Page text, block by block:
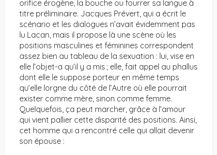
orifice érogène, la bouche ou fourrer sa langue à
titre préliminaire. Jacques Prévert, qui a écrit le
scénario et les dialogues n’avait évidemment pas
lu Lacan, mais il propose là une scène où les
positions masculines et féminines correspondent
assez bien au tableau de la sexuation : lui, vise en
elle l’objet-a qu’il y a mis ; elle, fait appel au phallus
dont elle le suppose porteur en même temps
qu’elle lorgne du côté de l’Autre où elle pourrait
exister comme mère, sinon comme femme.
Quelquefois, ça peut marcher, grâce à l’amour
qui vient pallier cette disparité des positions. Ainsi,
cet homme qui a rencontré celle qui allait devenir
son épouse :